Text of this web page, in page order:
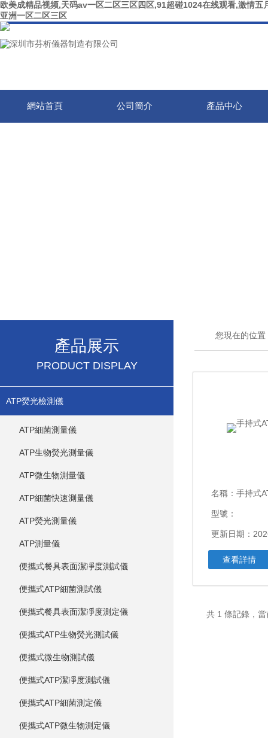
欧美成精品视频,天码av一区二区三区四区,91超碰1024在线观看,激情
亚洲一区二区三区
網站首頁 公司簡介 產品中心
產品展示
PRODUCT DISPLAY
ATP熒光檢測儀
ATP細菌測量儀
ATP生物熒光測量儀
ATP微生物測量儀
ATP細菌快速測量儀
ATP熒光測量儀
ATP測量儀
便攜式餐具表面潔凈度測試儀
便攜式ATP細菌測試儀
便攜式餐具表面潔凈度測定儀
便攜式ATP生物熒光測試儀
便攜式微生物測試儀
便攜式ATP潔凈度測試儀
便攜式ATP細菌測定儀
便攜式ATP微生物測定儀
您現在的位置
名稱： 手持式
型號：
更新日期：
查看詳情
共 1 條記錄，